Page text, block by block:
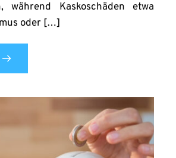
während Kaskoschäden etwa
oder […]